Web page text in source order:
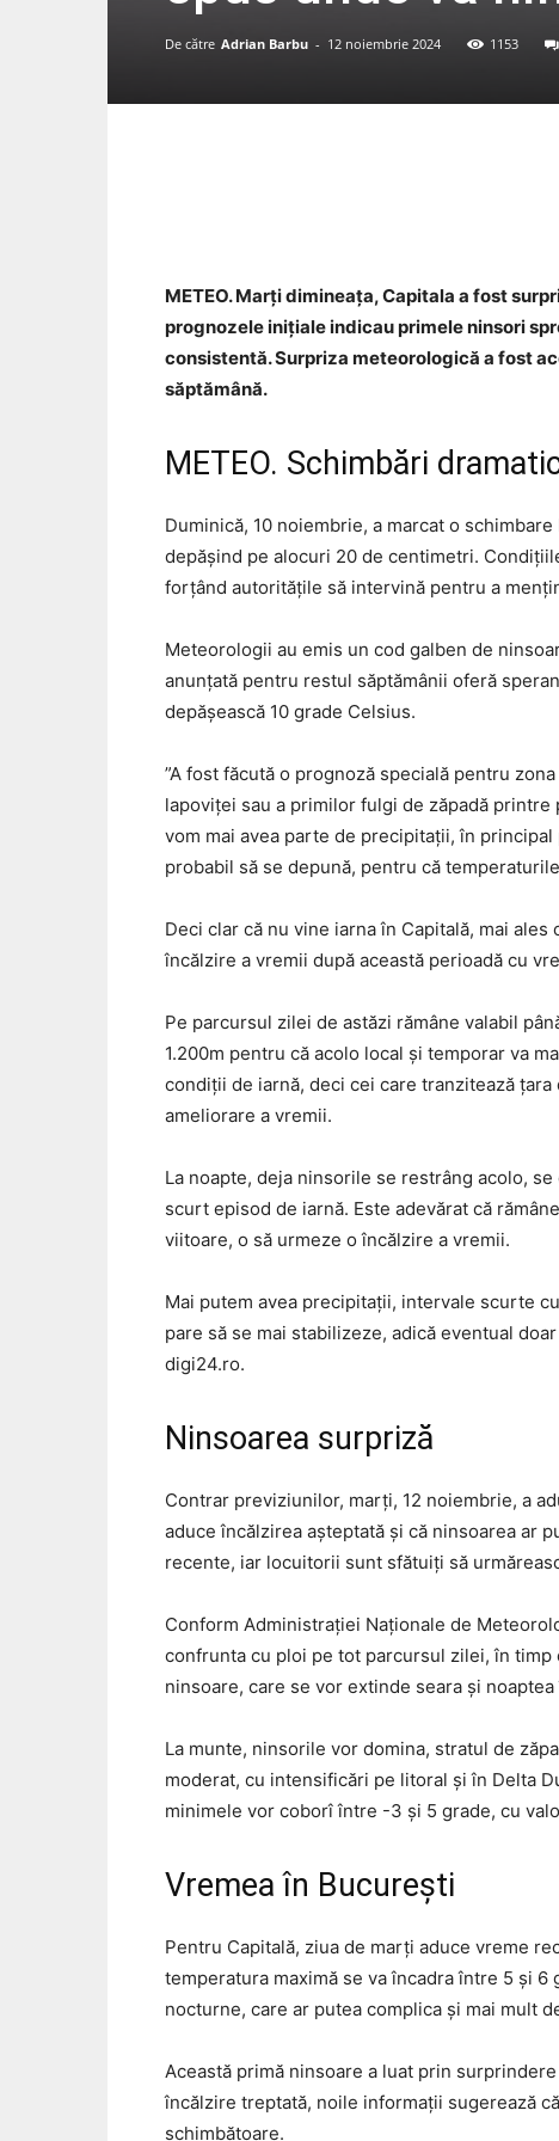
De către Adrian Barbu - 12 noiembrie 2024 1153
METEO. Marți dimineața, Capitala a fost
prognozele inițiale indicau primele ninsori
consistentă. Surpriza meteorologică a fost
săptămână.
METEO. Schimbări
Duminică, 10 noiembrie, a marcat o
depășind pe alocuri 20 de centimetri.
forțând autoritățile să intervină pentru a
Meteorologii au emis un cod galben de
anunțată pentru restul săptămânii oferă
depășească 10 grade Celsius.
”A fost făcută o prognoză specială pentru
lapoviței sau a primilor fulgi de zăpadă
vom mai avea parte de precipitații, în
probabil să se depună, pentru că
Deci clar că nu vine iarna în Capitală, mai
încălzire a vremii după această perioadă cu
Pe parcursul zilei de astăzi rămâne valabil
1.200m pentru că acolo local și temporar va
condiții de iarnă, deci cei care tranzitează
ameliorare a vremii.
La noapte, deja ninsorile se restrâng acolo,
scurt episod de iarnă. Este adevărat că
viitoare, o să urmeze o încălzire a vremii.
Mai putem avea precipitații, intervale scurte
pare să se mai stabilizeze, adică eventual
digi24.ro.
Ninsoarea surpriză
Contrar previziunilor, marți, 12 noiembrie, a
aduce încălzirea așteptată și că ninsoarea ar
recente, iar locuitorii sunt sfătuiți să
Conform Administrației Naționale de
confrunta cu ploi pe tot parcursul zilei, în
ninsoare, care se vor extinde seara și noaptea
La munte, ninsorile vor domina, stratul de
moderat, cu intensificări pe litoral și în Delta
minimele vor coborî între -3 și 5 grade, cu
Vremea în București
Pentru Capitală, ziua de marți aduce vreme
temperatura maximă se va încadra între 5 și
nocturne, care ar putea complica și mai mult
Această primă ninsoare a luat prin
încălzire treptată, noile informații sugerează
schimbătoare.